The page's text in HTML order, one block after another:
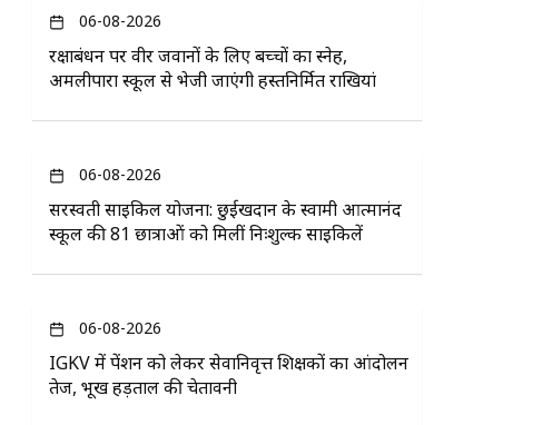
06-08-2026
रक्षाबंधन पर वीर जवानों के लिए बच्चों का स्नेह,
अमलीपारा स्कूल से भेजी जाएंगी हस्तनिर्मित राखियां
06-08-2026
सरस्वती साइकिल योजना: छुईखदान के स्वामी आत्मानंद
स्कूल की 81 छात्राओं को मिलीं निःशुल्क साइकिलें
06-08-2026
IGKV में पेंशन को लेकर सेवानिवृत्त शिक्षकों का आंदोलन
तेज, भूख हड़ताल की चेतावनी